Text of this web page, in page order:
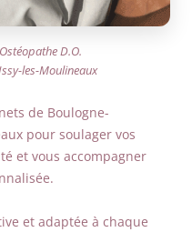
D.O.
les-Moulineaux
de Boulogne-
pour soulager vos
et vous accompagner
et adaptée à chaque